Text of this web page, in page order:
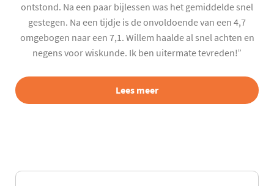
ontstond. Na een paar bijlessen was het gemiddelde snel
gestegen. Na een tijdje is de onvoldoende van een 4,7
omgebogen naar een 7,1. Willem haalde al snel achten en
negens voor wiskunde. Ik ben uitermate tevreden!”
Lees meer